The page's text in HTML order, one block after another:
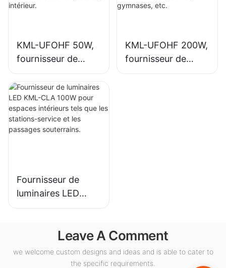
d'éclairage
KML-UFOHF 50W,
fournisseur de
luminaires LED
industriels pour
usines, entrepôts
et autres
applications
KML-UFOHF 200W,
fournisseur de
luminaires LED
Fournisseur de
luminaires LED
KML-CLA 100W
intérieurs tels que
les stations-service
et les passages
Leave A Comment
we welcome custom designs and ideas and is able to cater to
the specific requirements.